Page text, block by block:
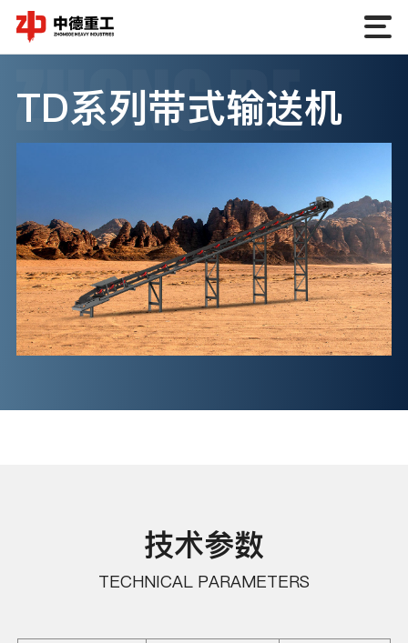
TD系列带式输送机
技术参数
TECHNICAL PARAMETERS